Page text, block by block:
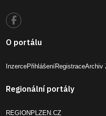
O portálu
InzercePřihlášeníRegistraceArchiv
Regionální portály
REGIONPLZEN.CZ